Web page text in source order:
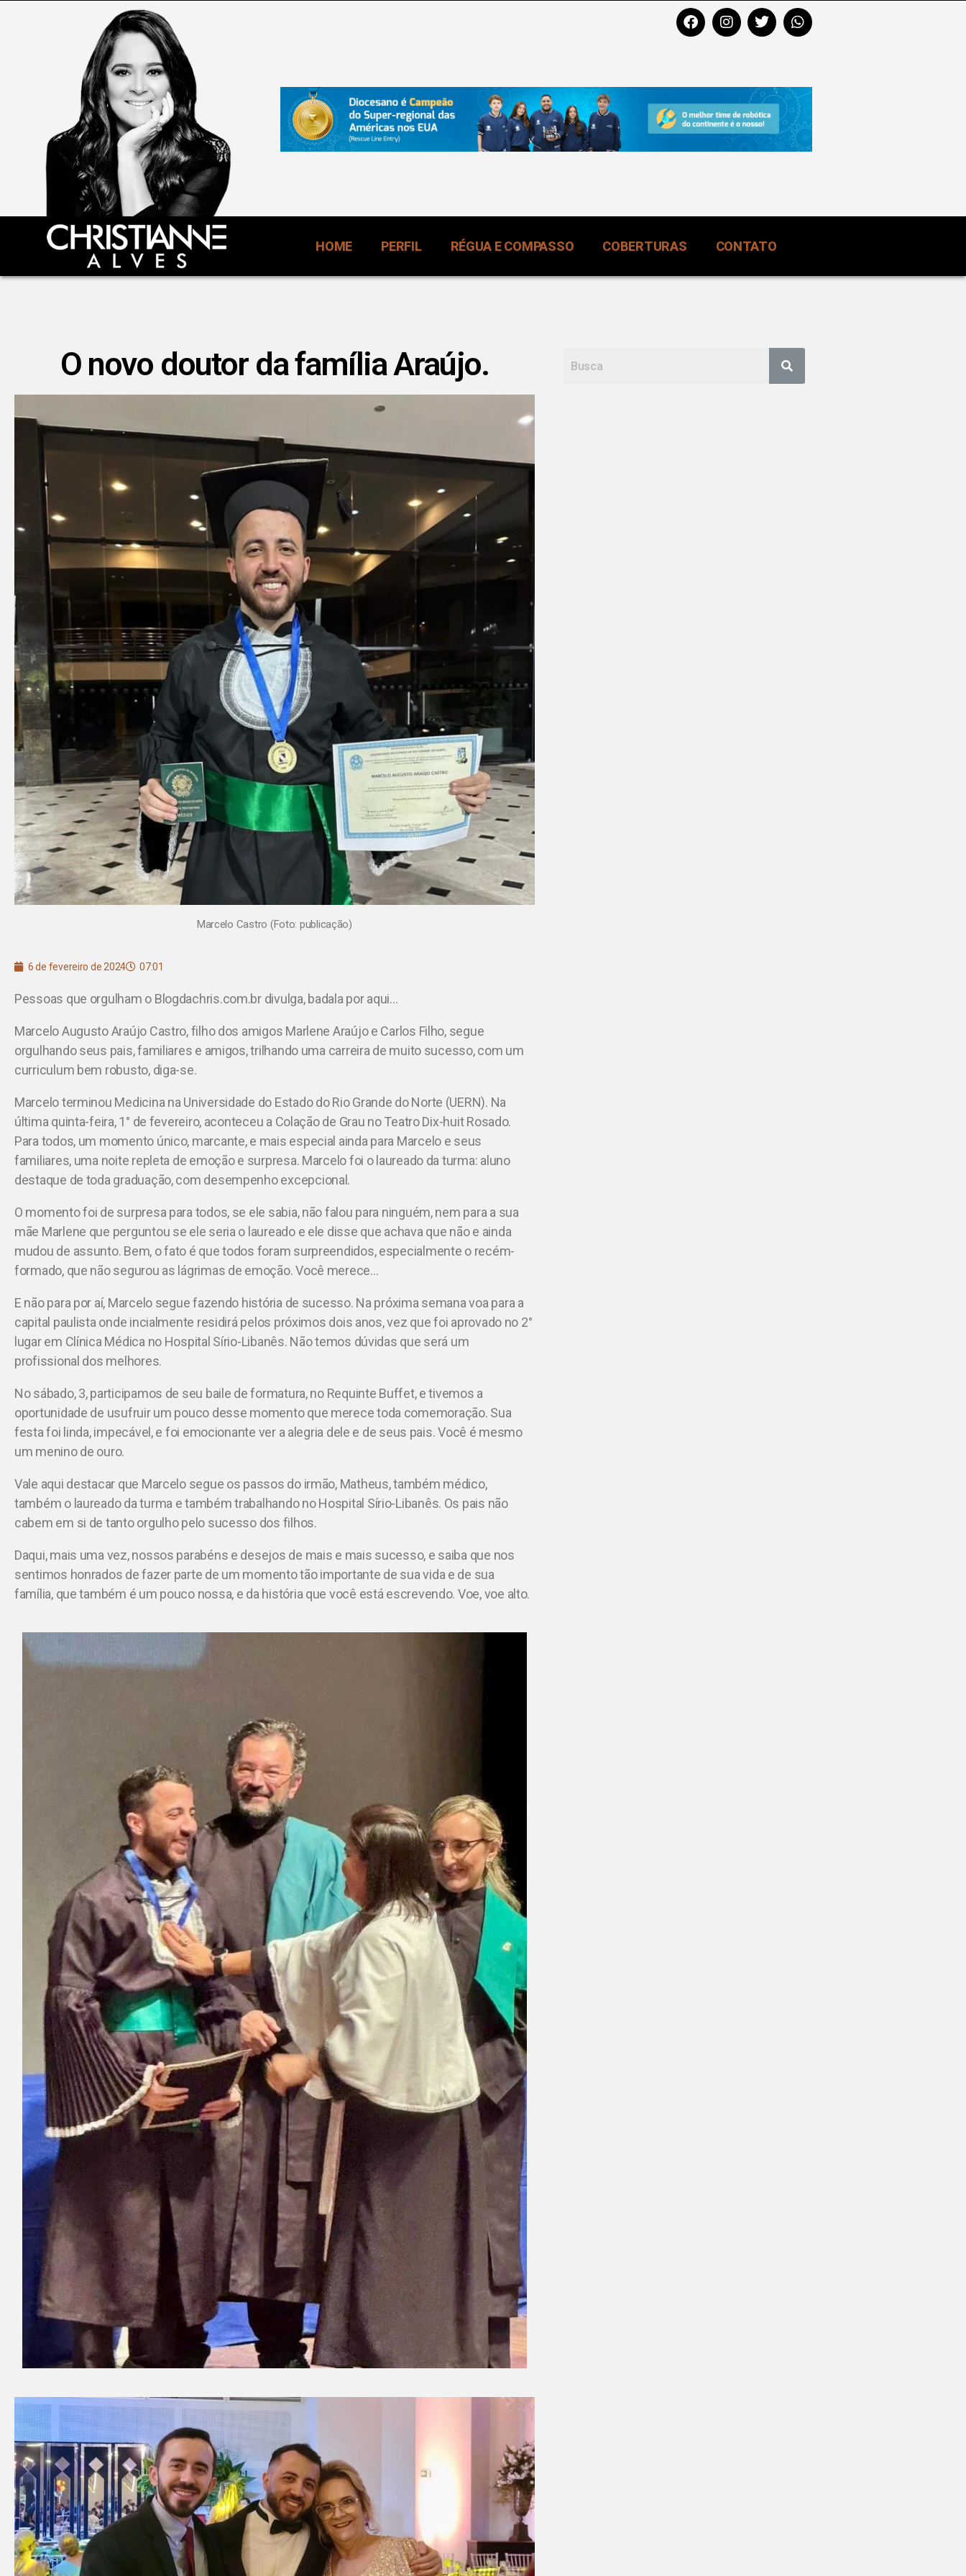
HOME PERFIL RÉGUA E COMPASSO COBERTURAS CONTATO
O novo doutor da família Araújo.
Marcelo Castro (Foto: publicação)
6 de fevereiro de 2024 07:01
Pessoas que orgulham o Blogdachris.com.br divulga, badala por aqui…
Marcelo Augusto Araújo Castro, filho dos amigos Marlene Araújo e Carlos Filho, segue
orgulhando seus pais, familiares e amigos, trilhando uma carreira de muito sucesso, com um
curriculum bem robusto, diga-se.
Marcelo terminou Medicina na Universidade do Estado do Rio Grande do Norte (UERN). Na
última quinta-feira, 1° de fevereiro, aconteceu a Colação de Grau no Teatro Dix-huit Rosado.
Para todos, um momento único, marcante, e mais especial ainda para Marcelo e seus
familiares, uma noite repleta de emoção e surpresa. Marcelo foi o laureado da turma: aluno
destaque de toda graduação, com desempenho excepcional.
O momento foi de surpresa para todos, se ele sabia, não falou para ninguém, nem para a sua
mãe Marlene que perguntou se ele seria o laureado e ele disse que achava que não e ainda
mudou de assunto. Bem, o fato é que todos foram surpreendidos, especialmente o recém-
formado, que não segurou as lágrimas de emoção. Você merece…
E não para por aí, Marcelo segue fazendo história de sucesso. Na próxima semana voa para a
capital paulista onde incialmente residirá pelos próximos dois anos, vez que foi aprovado no 2°
lugar em Clínica Médica no Hospital Sírio-Libanês. Não temos dúvidas que será um
profissional dos melhores.
No sábado, 3, participamos de seu baile de formatura, no Requinte Buffet, e tivemos a
oportunidade de usufruir um pouco desse momento que merece toda comemoração. Sua
festa foi linda, impecável, e foi emocionante ver a alegria dele e de seus pais. Você é mesmo
um menino de ouro.
Vale aqui destacar que Marcelo segue os passos do irmão, Matheus, também médico,
também o laureado da turma e também trabalhando no Hospital Sírio-Libanês. Os pais não
cabem em si de tanto orgulho pelo sucesso dos filhos.
Daqui, mais uma vez, nossos parabéns e desejos de mais e mais sucesso, e saiba que nos
sentimos honrados de fazer parte de um momento tão importante de sua vida e de sua
família, que também é um pouco nossa, e da história que você está escrevendo. Voe, voe alto.